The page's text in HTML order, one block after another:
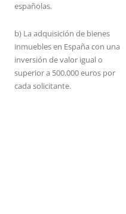
españolas.
b) La adquisición de bienes
inmuebles en España con una
inversión de valor igual o
superior a 500.000 euros por
cada solicitante.